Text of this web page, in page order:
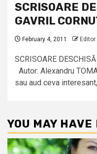
SCRISOARE
GAVRIL
February 4, 2011 Editor
SCRISOARE
Autor: Alexandru
sau aud ceva
YOU MAY